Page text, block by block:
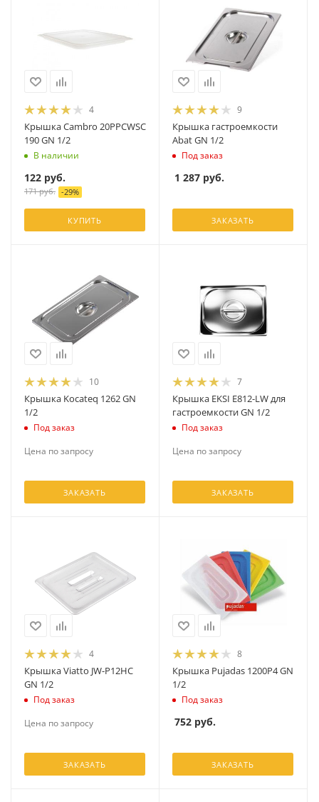
4
Крышка Cambro 20PPCWSC
190 GN 1/2
В наличии
122 руб.
171руб. -29%
КУПИТЬ
9
Крышка гастроемкости
Abat GN 1/2
Под заказ
1 287 руб.
ЗАКАЗАТЬ
10
Крышка Kocateq 1262 GN
1/2
Под заказ
Цена по запросу
ЗАКАЗАТЬ
7
Крышка EKSI E812-LW для
гастроемкости GN 1/2
Под заказ
Цена по запросу
ЗАКАЗАТЬ
4
Крышка Viatto JW-P12HC
GN 1/2
Под заказ
Цена по запросу
ЗАКАЗАТЬ
8
Крышка Pujadas 1200P4 GN
1/2
Под заказ
752 руб.
ЗАКАЗАТЬ